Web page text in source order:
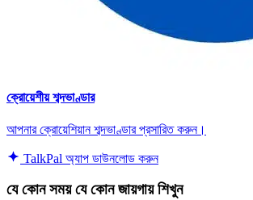
ক্রোয়েশীয় শব্দভাণ্ডার
আপনার ক্রোয়েশিয়ান শব্দভাণ্ডার প্রসারিত করুন।
TalkPal অ্যাপ ডাউনলোড করুন
যে কোন সময় যে কোন জায়গায় শিখুন